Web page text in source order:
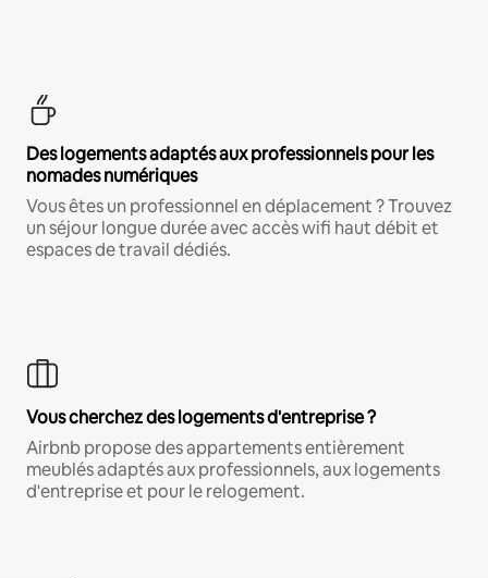
Des logements adaptés aux professionnels pour les
nomades numériques
Vous êtes un professionnel en déplacement ? Trouvez
un séjour longue durée avec accès wifi haut débit et
espaces de travail dédiés.
Vous cherchez des logements d'entreprise ?
Airbnb propose des appartements entièrement
meublés adaptés aux professionnels, aux logements
d'entreprise et pour le relogement.